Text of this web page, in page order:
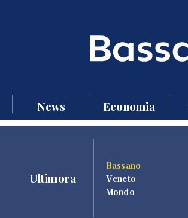
News Economia
Ultimora
Bassano
Veneto
Mondo